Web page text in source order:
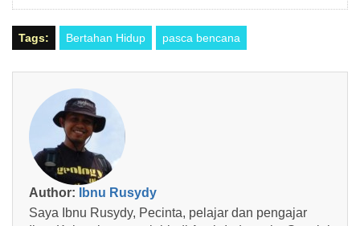
Tags: Bertahan Hidup pasca bencana
Author:
Ibnu Rusydy
Saya Ibnu Rusydy, Pecinta, pelajar dan pengajar